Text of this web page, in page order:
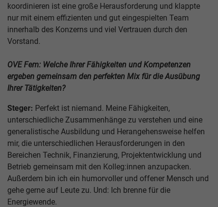
koordinieren ist eine große Herausforderung und klappte
nur mit einem effizienten und gut eingespielten Team
innerhalb des Konzerns und viel Vertrauen durch den
Vorstand.
OVE Fem: Welche Ihrer Fähigkeiten und Kompetenzen
ergeben gemeinsam den perfekten Mix für die Ausübung
Ihrer Tätigkeiten?
Steger: Perfekt ist niemand. Meine Fähigkeiten,
unterschiedliche Zusammenhänge zu verstehen und eine
generalistische Ausbildung und Herangehensweise helfen
mir, die unterschiedlichen Herausforderungen in den
Bereichen Technik, Finanzierung, Projektentwicklung und
Betrieb gemeinsam mit den Kolleg:innen anzupacken.
Außerdem bin ich ein humorvoller und offener Mensch und
gehe gerne auf Leute zu. Und: Ich brenne für die
Energiewende.